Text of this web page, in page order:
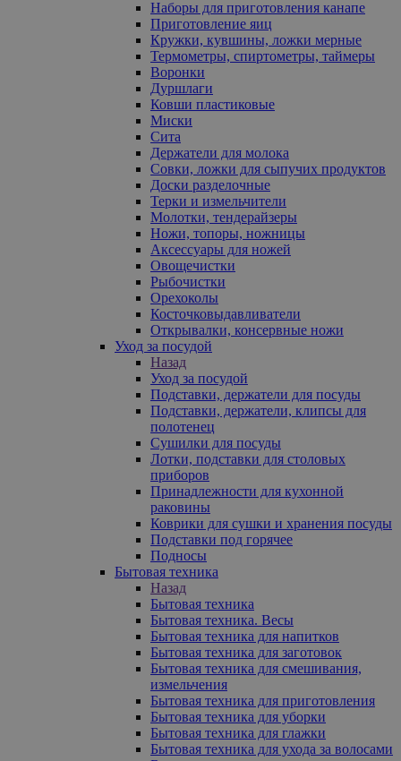
Наборы для приготовления канапе
Приготовление яиц
Кружки, кувшины, ложки мерные
Термометры, спиртометры, таймеры
Воронки
Дуршлаги
Ковши пластиковые
Миски
Сита
Держатели для молока
Совки, ложки для сыпучих продуктов
Доски разделочные
Терки и измельчители
Молотки, тендерайзеры
Ножи, топоры, ножницы
Аксессуары для ножей
Овощечистки
Рыбочистки
Орехоколы
Косточковыдавливатели
Открывалки, консервные ножи
Уход за посудой
Назад
Уход за посудой
Подставки, держатели для посуды
Подставки, держатели, клипсы для
полотенец
Сушилки для посуды
Лотки, подставки для столовых
приборов
Принадлежности для кухонной
раковины
Коврики для сушки и хранения посуды
Подставки под горячее
Подносы
Бытовая техника
Назад
Бытовая техника
Бытовая техника. Весы
Бытовая техника для напитков
Бытовая техника для заготовок
Бытовая техника для смешивания,
измельчения
Бытовая техника для приготовления
Бытовая техника для уборки
Бытовая техника для глажки
Бытовая техника для ухода за волосами